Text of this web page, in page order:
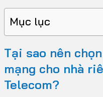
Mục lục
Tại sao nên
mạng cho nhà
Telecom?